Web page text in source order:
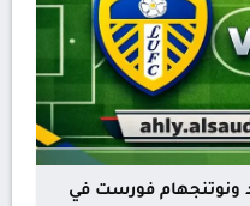
ونوتنجهام فورست في